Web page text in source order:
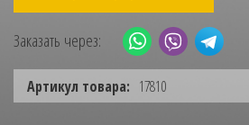
Заказать через:
Артикул товара: 17810